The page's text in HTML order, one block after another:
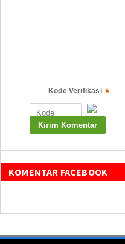
Kode Verifikasi *
KOMENTAR FACEBOOK